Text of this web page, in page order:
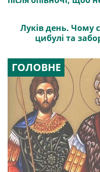
Луків день. Чому
цибулі та
ГОЛОВНЕ